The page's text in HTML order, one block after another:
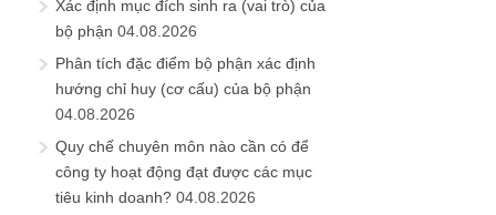
Xác định mục đích sinh ra (vai trò) của
bộ phận 04.08.2026
Phân tích đặc điểm bộ phận xác định
hướng chỉ huy (cơ cấu) của bộ phận
04.08.2026
Quy chế chuyên môn nào cần có để
công ty hoạt động đạt được các mục
tiêu kinh doanh? 04.08.2026